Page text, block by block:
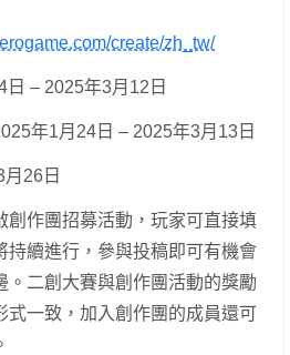
create/zh_tw/
– 2025年3月12日
年1月24日 – 2025年3月13日
26日
創作團招募活動，玩家可直接填
持續進行，參與投稿即可有機會
。二創大賽與創作團活動的獎勵
式一致，加入創作團的成員還可